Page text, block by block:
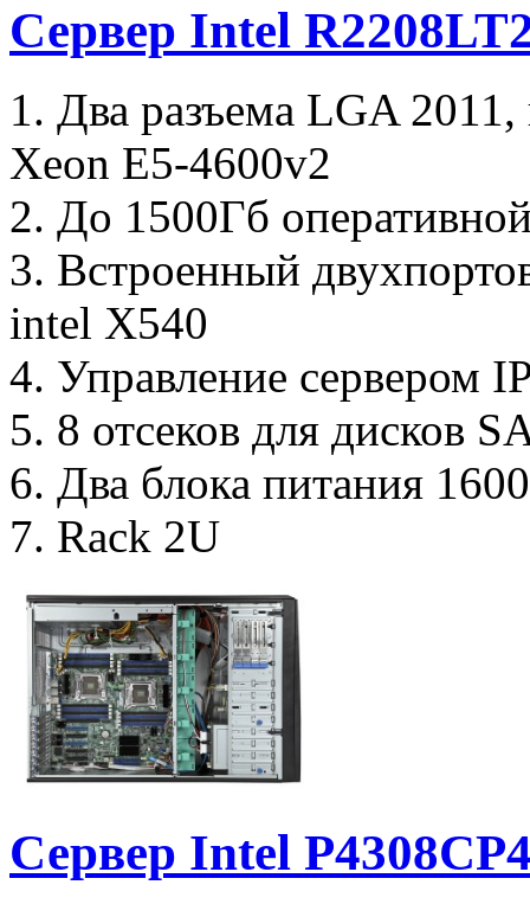
Сервер Intel
1. Два разъема LGA
Xeon E5-4600v2
2. До 1500Гб
3. Встроенный
intel X540
4. Управление сервером
5. 8 отсеков для дисков
6. Два блока питания
7. Rack 2U
Сервер Intel